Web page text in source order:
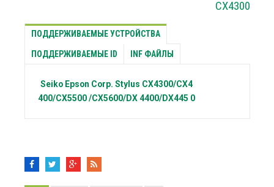
CX4300
ПОДДЕРЖИВАЕМЫЕ УСТРОЙСТВА
ПОДДЕРЖИВАЕМЫЕ ID INF ФАЙЛЫ
Seiko Epson Corp. Stylus CX4300/CX4
400/CX5500 /CX5600/DX 4400/DX445 0